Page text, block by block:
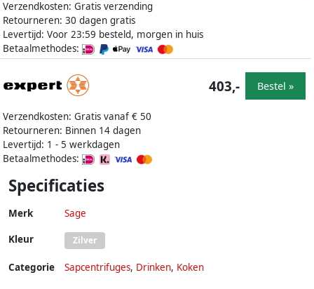
Verzendkosten: Gratis verzending
Retourneren: 30 dagen gratis
Levertijd: Voor 23:59 besteld, morgen in huis
Betaalmethodes:
Verzendkosten: Gratis vanaf € 50
Retourneren: Binnen 14 dagen
Levertijd: 1 - 5 werkdagen
Betaalmethodes:
403,- Bestel »
Specificaties
Merk Sage
Kleur Zilver
Categorie Sapcentrifuges, Drinken, Koken